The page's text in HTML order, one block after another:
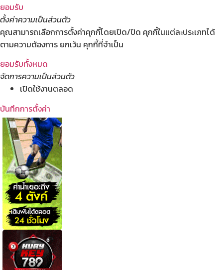
ยอมรับ
ตั้งค่าความเป็นส่วนตัว
คุณสามารถเลือกการตั้งค่าคุกกี้โดยเปิด/ปิด คุกกี้ในแต่ละประเภทได้
ตามความต้องการ ยกเว้น คุกกี้ที่จำเป็น
ยอมรับทั้งหมด
จัดการความเป็นส่วนตัว
เปิดใช้งานตลอด
บันทึกการตั้งค่า